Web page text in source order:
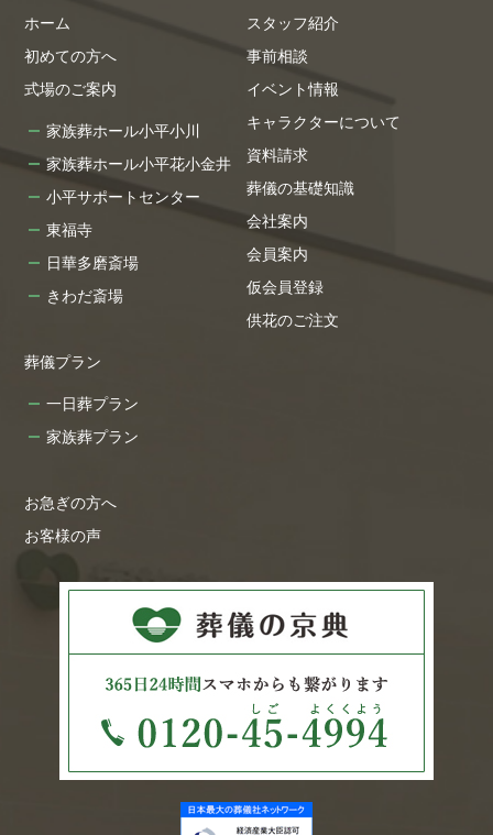
ホーム
初めての方へ
式場のご案内
家族葬ホール小平小川
家族葬ホール小平花小金井
小平サポートセンター
東福寺
日華多磨斎場
きわだ斎場
葬儀プラン
一日葬プラン
家族葬プラン
お急ぎの方へ
お客様の声
スタッフ紹介
事前相談
イベント情報
キャラクターについて
資料請求
葬儀の基礎知識
会社案内
会員案内
仮会員登録
供花のご注文